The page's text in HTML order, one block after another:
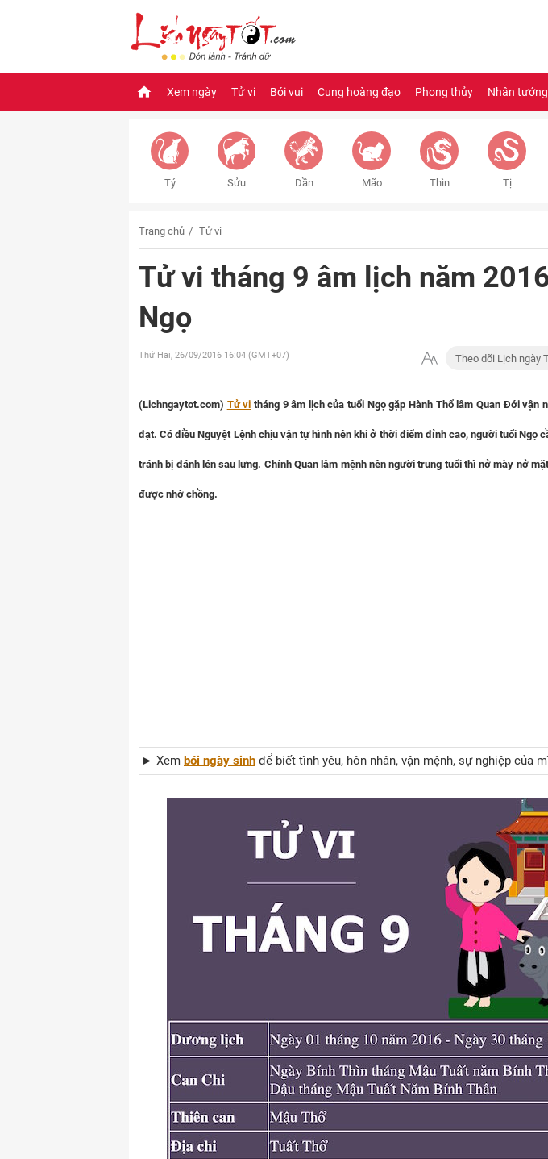
Xem ngày Tử vi Bói vui Cung hoàng đạo Phong thủy Nhân
Tý Sửu Dần Mão Thìn Tị
Trang chủ Tử vi
Tử vi tháng 9 âm lịch năm
Ngọ
Thứ Hai, 26/09/2016 16:04 (GMT+07) Theo dõi Lịch ngày
(Lichngaytot.com) Tử vi tháng 9 âm lịch của tuổi Ngọ gặp Hành Thổ lâm Quan Đới vận
đạt. Có điều Nguyệt Lệnh chịu vận tự hình nên khi ở thời điểm đỉnh cao, người tuổi Ngọ
tránh bị đánh lén sau lưng. Chính Quan lâm mệnh nên người trung tuổi thì nở mày nở
được nhờ chồng.
► Xem bói ngày sinh để biết tình yêu, hôn nhân, vận mệnh, sự nghiệp của